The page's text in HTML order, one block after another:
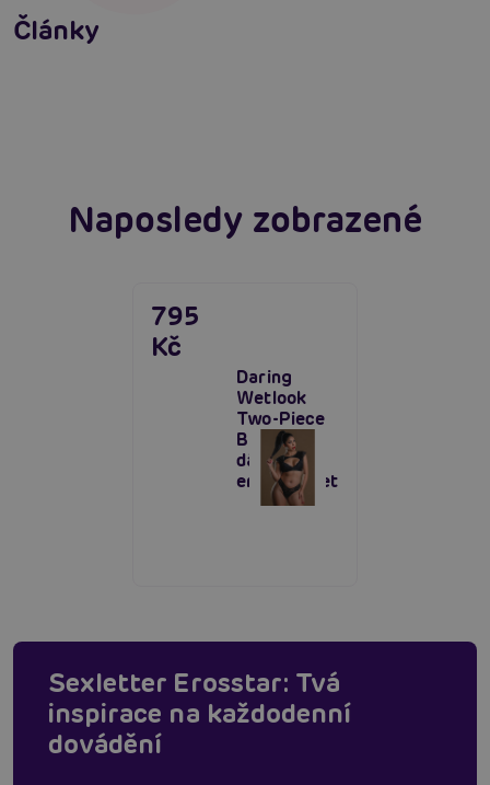
Články
neodolatelně sexy
Číst více
Erotická inteligence: Příručka Sexiomů
Naposledy zobrazené
Daring
Wetlook
Two-Piece
Bra Set,
dámský
erotický set
795
Kč
Sexletter Erosstar: Tvá
inspirace na každodenní
dovádění